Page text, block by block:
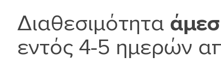
Διαθεσιμότητα
εντός 4-5 ημερών